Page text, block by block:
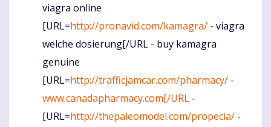
viagra online
[URL=http://pronavid.com/kamagra/ - viagra
welche dosierung[/URL - buy kamagra
genuine
[URL=http://trafficjamcar.com/pharmacy/ -
www.canadapharmacy.com[/URL -
[URL=http://thepaleomodel.com/propecia/ -